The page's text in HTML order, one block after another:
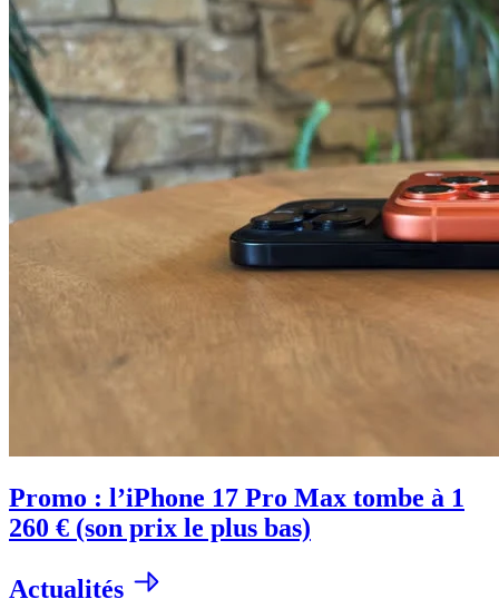
Promo : l’iPhone 17 Pro Max tombe à 1
260 € (son prix le plus bas)
Actualités